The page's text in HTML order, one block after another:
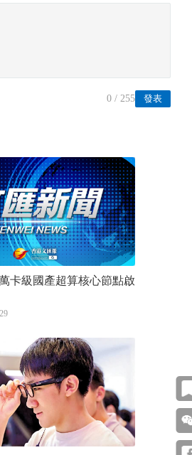
發表
0 / 255
卡級國產超算核心節點啟